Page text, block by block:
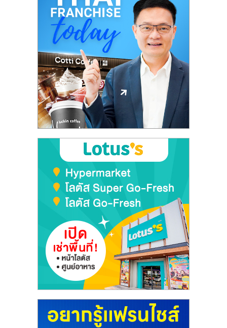
ปรึกษา
การ
ลงทุน
ขยาย
ไชส์,